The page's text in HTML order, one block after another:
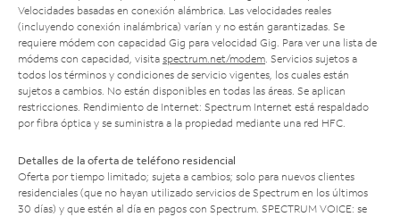
Velocidades basadas en conexión alámbrica. Las velocidades reales
(incluyendo conexión inalámbrica) varían y no están garantizadas. Se
requiere módem con capacidad Gig para velocidad Gig. Para ver una lista de
módems con capacidad, visita spectrum.net/modem. Servicios sujetos a
todos los términos y condiciones de servicio vigentes, los cuales están
sujetos a cambios. No están disponibles en todas las áreas. Se aplican
restricciones. Rendimiento de Internet: Spectrum Internet está respaldado
por fibra óptica y se suministra a la propiedad mediante una red HFC.
Detalles de la oferta de teléfono residencial
Oferta por tiempo limitado; sujeta a cambios; solo para nuevos clientes
residenciales (que no hayan utilizado servicios de Spectrum en los últimos
30 días) y que estén al día en pagos con Spectrum. SPECTRUM VOICE: se